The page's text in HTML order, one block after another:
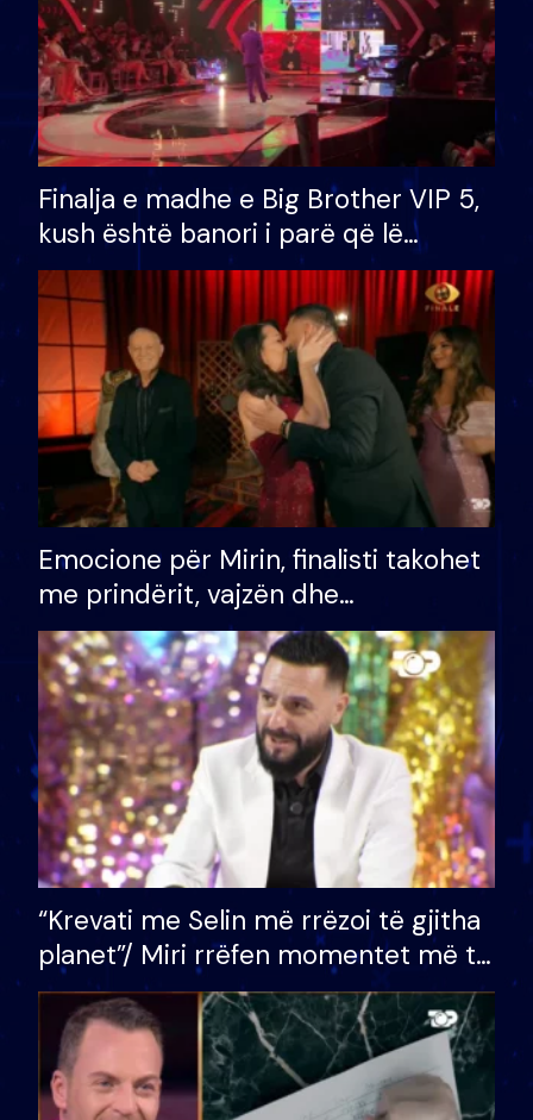
Finalja e madhe e Big Brother VIP 5,
kush është banori i parë që lë
shtëpinë dhe humb mundësinë për
të fituar çmimin e madh
Emocione për Mirin, finalisti takohet
me prindërit, vajzën dhe
bashkëshorten: S’kemi ndonjë letër
divorci apo jo?
“Krevati me Selin më rrëzoi të gjitha
planet”/ Miri rrëfen momentet më të
bukura në shtëpinë e BB VIP: Do më
mungojë zilja e mëngjesit kur…